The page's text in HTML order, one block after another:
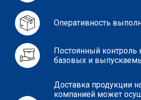
Оперативность
Постоянный контроль
базовых и
Доставка продукции
компанией может